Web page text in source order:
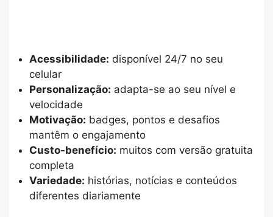
Acessibilidade: disponível 24/7 no seu
celular
Personalização: adapta-se ao seu nível e
velocidade
Motivação: badges, pontos e desafios
mantêm o engajamento
Custo-benefício: muitos com versão gratuita
completa
Variedade: histórias, notícias e conteúdos
diferentes diariamente